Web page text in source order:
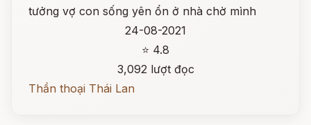
tưởng vợ con sống yên ổn ở nhà chờ mình
24-08-2021
⭐ 4.8
3,092 lượt đọc
Thần thoại Thái Lan